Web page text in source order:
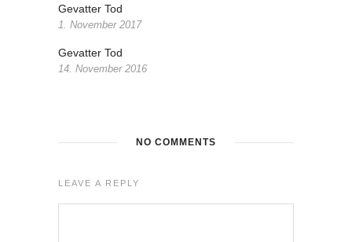
Gevatter Tod
1. November 2017
Gevatter Tod
14. November 2016
NO COMMENTS
LEAVE A REPLY